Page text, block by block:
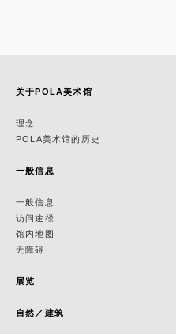
关于POLA美术馆
理念
POLA美术馆的历史
一般信息
一般信息
访问途径
馆内地图
无障碍
展览
自然／建筑